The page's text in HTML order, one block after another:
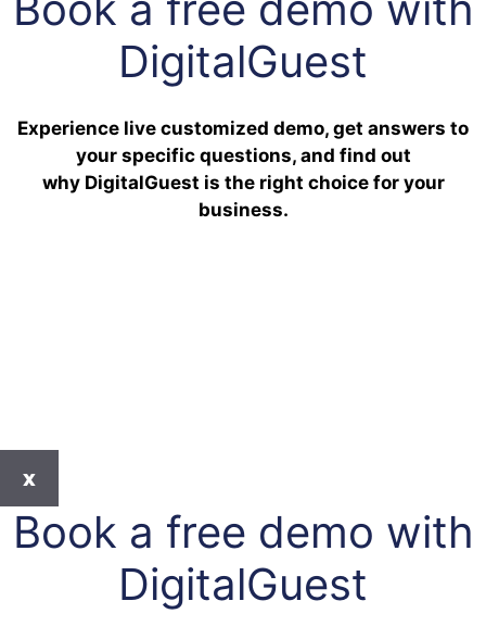
DigitalGuest
Experience live customized demo, get answers to
your specific questions, and find out
why DigitalGuest is the right choice for your
business.
x
Book a free demo with
DigitalGuest